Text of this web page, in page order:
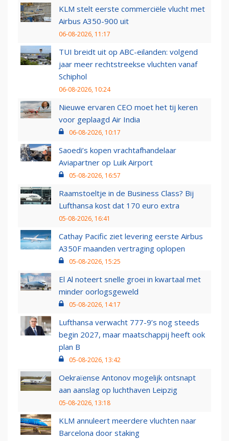
KLM stelt eerste commerciële vlucht met
Airbus A350-900 uit
06-08-2026, 11:17
TUI breidt uit op ABC-eilanden: volgend
jaar meer rechtstreekse vluchten vanaf
Schiphol
06-08-2026, 10:24
Nieuwe ervaren CEO moet het tij keren
voor geplaagd Air India
06-08-2026, 10:17
Saoedi’s kopen vrachtafhandelaar
Aviapartner op Luik Airport
05-08-2026, 16:57
Raamstoeltje in de Business Class? Bij
Lufthansa kost dat 170 euro extra
05-08-2026, 16:41
Cathay Pacific ziet levering eerste Airbus
A350F maanden vertraging oplopen
05-08-2026, 15:25
El Al noteert snelle groei in kwartaal met
minder oorlogsgeweld
05-08-2026, 14:17
Lufthansa verwacht 777-9’s nog steeds
begin 2027, maar maatschappij heeft ook
plan B
05-08-2026, 13:42
Oekraïense Antonov mogelijk ontsnapt
aan aanslag op luchthaven Leipzig
05-08-2026, 13:18
KLM annuleert meerdere vluchten naar
Barcelona door staking